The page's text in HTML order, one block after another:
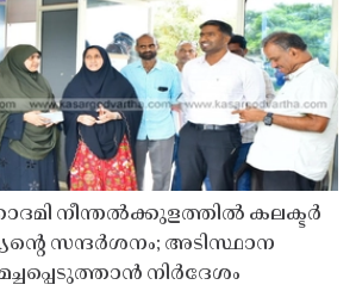
നീന്തൽക്കുളത്തിൽ കലക്ടർ
സന്ദർശനം; അടിസ്ഥാന
നിർദേശം